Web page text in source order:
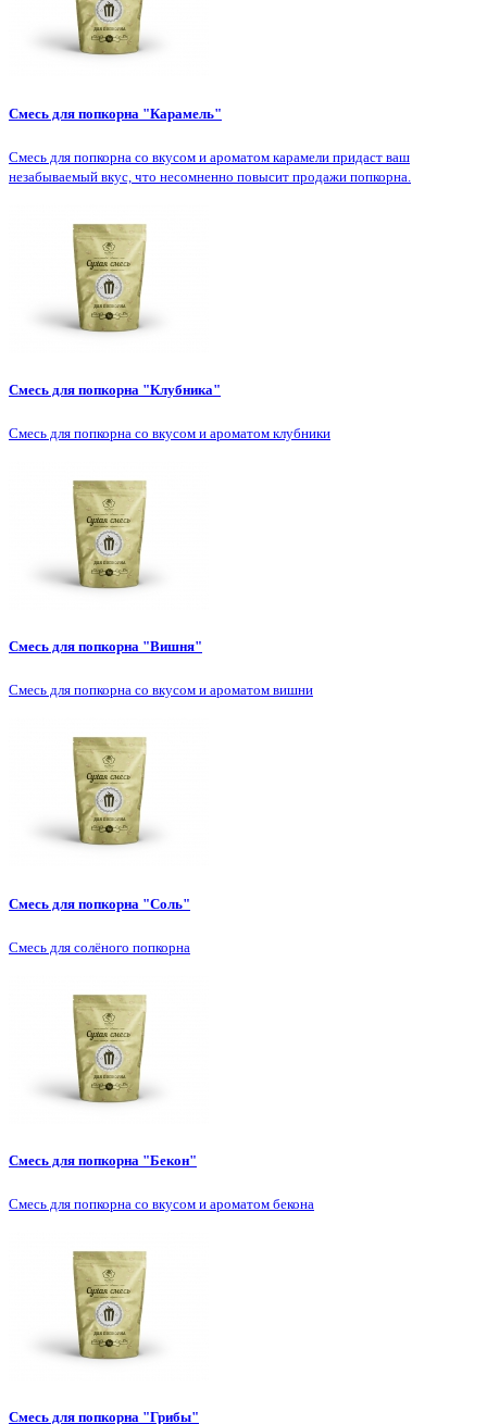
Смесь для попкорна "Карамель"
Смесь для попкорна со вкусом и ароматом карамели придаст ваш
незабываемый вкус, что несомненно повысит продажи попкорна.
Смесь для попкорна "Клубника"
Смесь для попкорна со вкусом и ароматом клубники
Смесь для попкорна "Вишня"
Смесь для попкорна со вкусом и ароматом вишни
Смесь для попкорна "Соль"
Смесь для солёного попкорна
Смесь для попкорна "Бекон"
Смесь для попкорна со вкусом и ароматом бекона
Смесь для попкорна "Грибы"